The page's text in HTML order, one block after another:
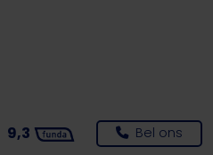
9,3 Bel ons